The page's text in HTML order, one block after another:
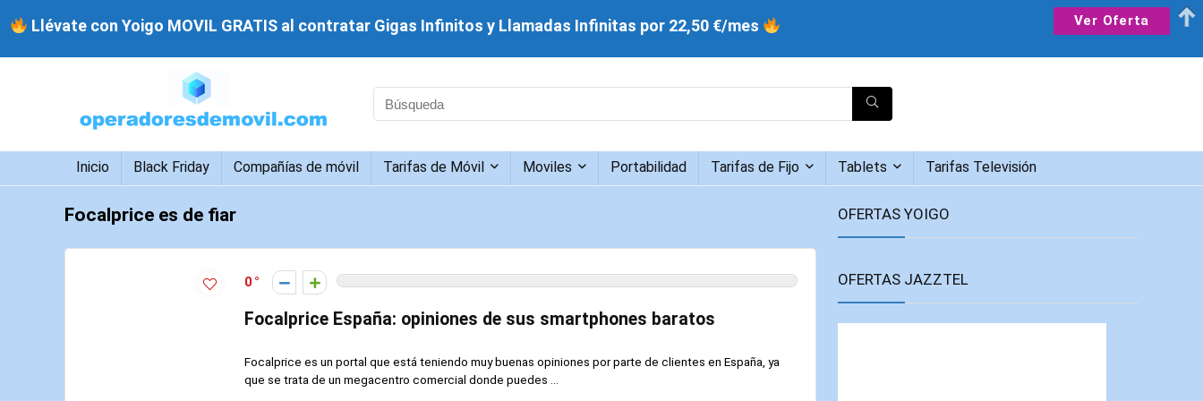
Inicio Black Friday Compañías de móvil Tarifas de Móvil Moviles Portabilidad Tarifas de Fijo Tablets Tarifas Televisión
Focalprice es de fiar
0
Focalprice España: opiniones de sus smartphones baratos
Focalprice es un portal que está teniendo muy buenas opiniones por parte de clientes en España, ya
que se trata de un megacentro comercial donde puedes ...
OFERTAS YOIGO
OFERTAS JAZZTEL
Llévate con Yoigo MOVIL GRATIS al contratar Gigas Infinitos y Llamadas Infinitas por 22,50 €/mes Ver Oferta